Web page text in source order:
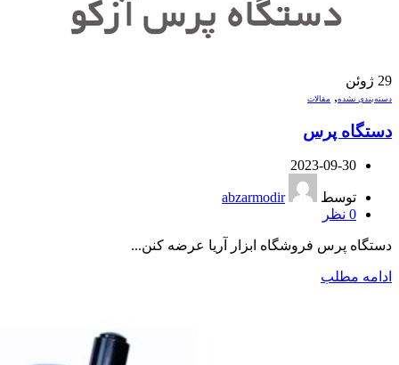
29 ژوئن
دسته‌بندی نشده, مقالات
دستگاه پرس
2023-09-30
توسط
abzarmodir
0 نظر
دستگاه پرس فروشگاه ابزار آریا عرضه کنن...
ادامه مطلب